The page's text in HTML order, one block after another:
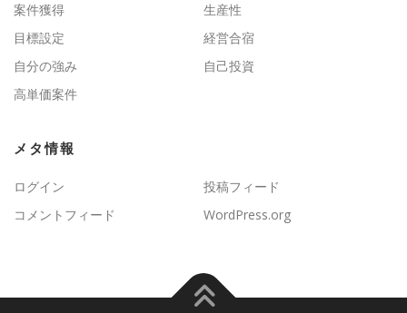
案件獲得
生産性
目標設定
経営合宿
自分の強み
自己投資
高単価案件
メタ情報
ログイン
投稿フィード
コメントフィード
WordPress.org